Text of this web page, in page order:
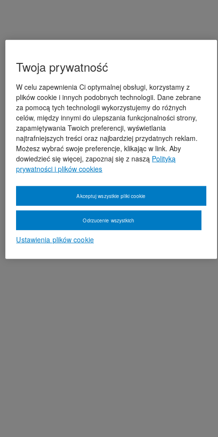
Twoja prywatność
W celu zapewnienia Ci optymalnej obsługi, korzystamy z
plików cookie i innych podobnych technologii. Dane zebrane
za pomocą tych technologii wykorzystujemy do różnych
celów, między innymi do ulepszania funkcjonalności strony,
zapamiętywania Twoich preferencji, wyświetlania
najtrafniejszych treści oraz najbardziej przydatnych reklam.
Możesz wybrać swoje preferencje, klikając w link. Aby
dowiedzieć się więcej, zapoznaj się z naszą Polityką
prywatności i plików cookies
Ustawienia plików cookie
Odrzucenie wszystkich
Akceptuj wszystkie pliki cookie